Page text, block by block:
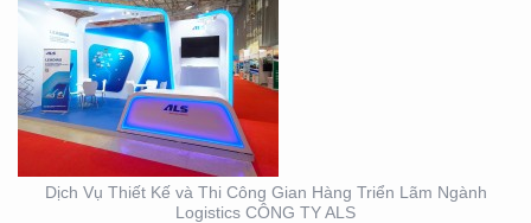
Dịch Vụ Thiết Kế và Thi Công Gian Hàng Triển Lãm Ngành
Logistics CÔNG TY ALS
THIẾT KẾ THI CÔNG
GIAN HÀNG TRIỂN LÃM
VIFA EXPO 2023 UY TÍN
– CHẤT LƯỢNG